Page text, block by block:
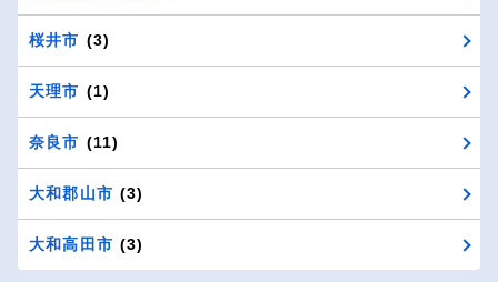
桜井市 (3)
天理市 (1)
奈良市 (11)
大和郡山市 (3)
大和高田市 (3)